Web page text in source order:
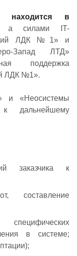
находится в
а силами IT-
ЛДК №1» и
Запад ЛТД»
поддержка
ЛДК №1».
«Неосистемы
дальнейшему
заказчика к
составление
в системе;